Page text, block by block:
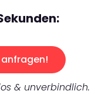
& unverbindlich.